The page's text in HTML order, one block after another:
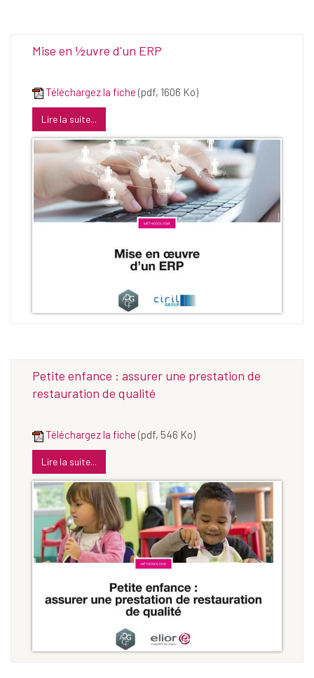
Mise en ½uvre d'un ERP
Téléchargez la fiche (pdf, 1606 Ko)
Lire la suite...
Petite enfance : assurer une prestation de
restauration de qualité
Téléchargez la fiche (pdf, 546 Ko)
Lire la suite...